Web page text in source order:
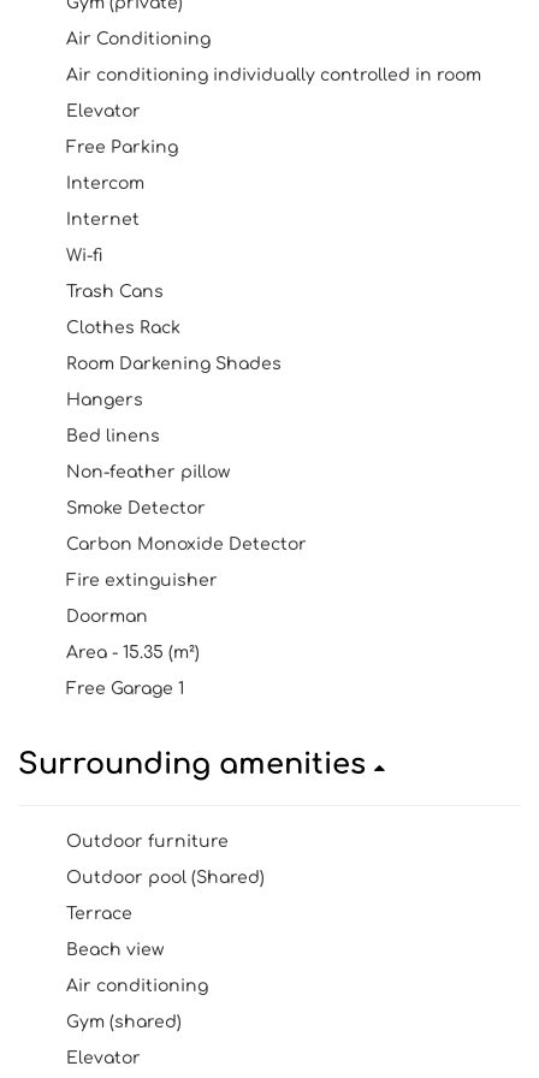
Air Conditioning
Air conditioning individually controlled in room
Elevator
Free Parking
Intercom
Internet
Wi-fi
Trash Cans
Clothes Rack
Room Darkening Shades
Hangers
Bed linens
Non-feather pillow
Smoke Detector
Carbon Monoxide Detector
Fire extinguisher
Doorman
Area - 15.35 (m²)
Free Garage 1
Surrounding amenities
Outdoor furniture
Outdoor pool (Shared)
Terrace
Beach view
Air conditioning
Gym (shared)
Elevator